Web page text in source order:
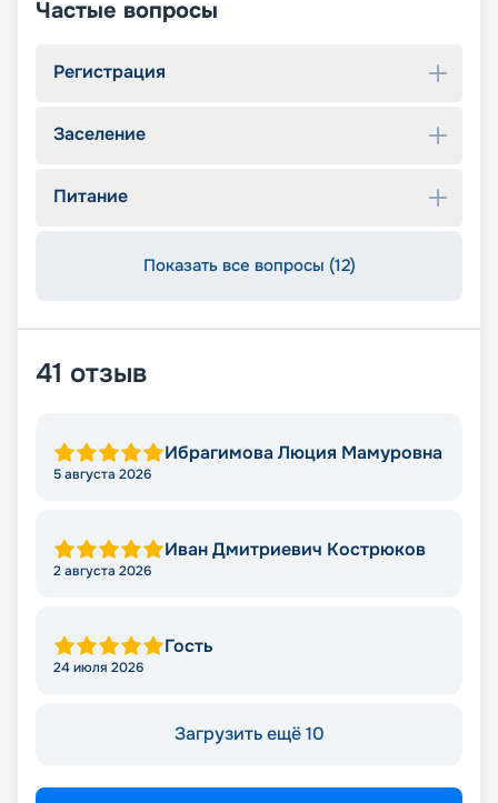
Частые вопросы
Регистрация
Заселение
Питание
Показать все вопросы (12)
41 отзыв
Ибрагимова Люция Мамуровна
5 августа 2026
Иван Дмитриевич Кострюков
2 августа 2026
Гость
24 июля 2026
Загрузить ещё 10